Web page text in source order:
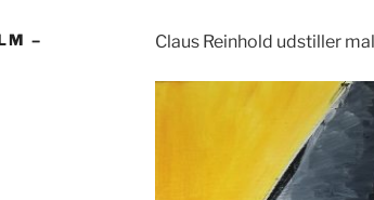
–
Claus Reinhold udstiller